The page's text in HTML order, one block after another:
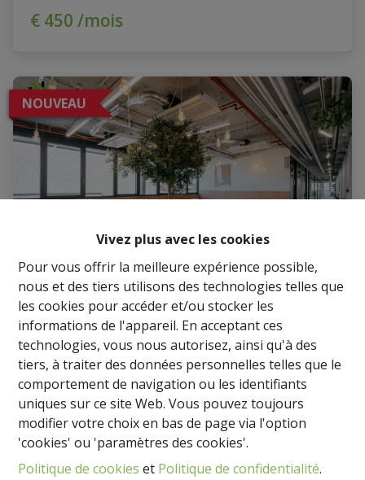
Vivez plus avec les cookies
Pour vous offrir la meilleure expérience possible,
nous et des tiers utilisons des technologies telles que
les cookies pour accéder et/ou stocker les
informations de l'appareil. En acceptant ces
technologies, vous nous autorisez, ainsi qu'à des
tiers, à traiter des données personnelles telles que le
comportement de navigation ou les identifiants
uniques sur ce site Web. Vous pouvez toujours
modifier votre choix en bas de page via l'option
'cookies' ou 'paramètres des cookies'.
Politique de cookies et Politique de confidentialité.
€ 450 /mois
NOUVEAU
Bureaux
1348 Louvain-La-Neuve 1730
€ 2.450 /mois